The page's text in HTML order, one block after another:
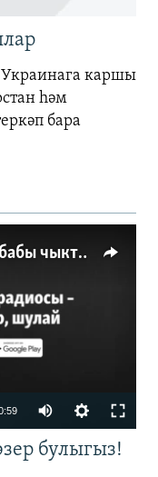
Украинага каршы
һәм
бара
Азатлыкның яңартылган әсбабы чыкты
available
булыгыз!